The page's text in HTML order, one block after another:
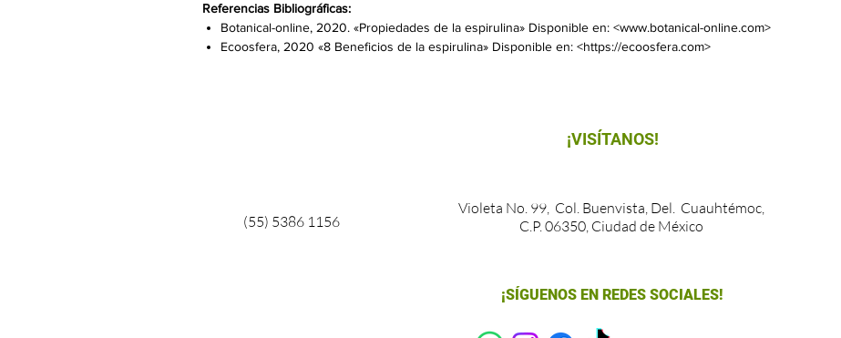
Referencias Bibliográficas:
Botanical-online, 2020. «Propiedades de la espirulina» Disponible en: <www.botanical-online.com>
Ecoosfera, 2020 «8 Beneficios de la espirulina» Disponible en: <https://ecoosfera.com>
¡VISÍTANOS!
(55) 5386 1156
Violeta No. 99, Col. Buenvista, Del. Cuauhtémoc,
C.P. 06350, Ciudad de México
¡SÍGUENOS EN REDES SOCIALES!